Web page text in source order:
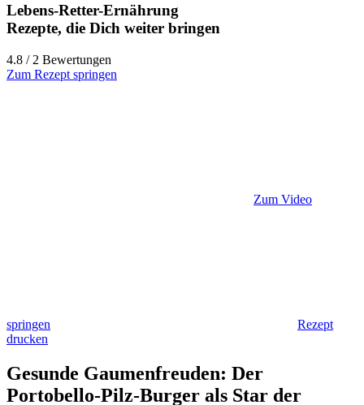
Lebens-Retter-Ernährung
Rezepte, die Dich weiter bringen
4.8 / 2 Bewertungen
Zum Rezept springen
Zum Video
springen
Rezept
drucken
Gesunde Gaumenfreuden: Der
Portobello-Pilz-Burger als Star der